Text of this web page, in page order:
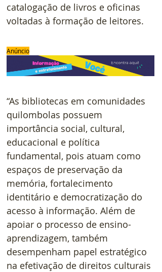
catalogação de livros e oficinas
voltadas à formação de leitores.
Anúncio
“As bibliotecas em comunidades
quilombolas possuem
importância social, cultural,
educacional e política
fundamental, pois atuam como
espaços de preservação da
memória, fortalecimento
identitário e democratização do
acesso à informação. Além de
apoiar o processo de ensino-
aprendizagem, também
desempenham papel estratégico
na efetivação de direitos culturais